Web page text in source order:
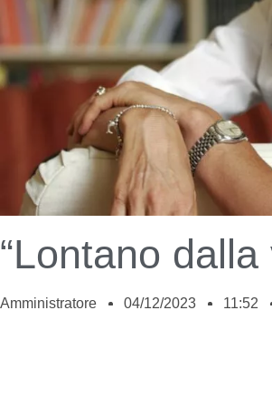
“Lontano dalla
Amministratore 04/12/2023 11:52